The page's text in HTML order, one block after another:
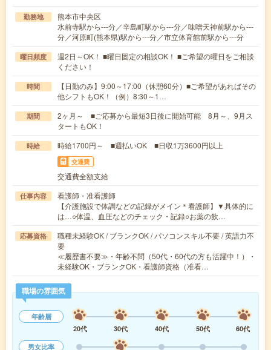
勤務地
熊本市中央区
水前寺駅から---分／辛島町駅から---分／味噌天神前駅から---
分／河原町(熊本県)駅から---分／市立体育館前駅から---分
曜日頻度
週2日～OK！ ■曜日固定の相談OK！ ■ご希望の曜日をご相談
ください！
時間
【日勤のみ】9:00～17:00（休憩60分）■ご希望があればその
他シフトもOK！（例）8:30～1…
期間
2ヶ月～ ■ご応募から最短3日後に開始可能 8月～、9月ス
タートもOK！
時給 時給1700円～ ■週払いOK ■日収1万3600円以上
交通費
交通費全額支給
仕事内容
看護師・准看護師
【介護施設で体調などの記録がメイン＊看護師】▼具体的に
は…○体温、血圧などのチェック・記録○お薬の飲…
応募資格
職種未経験OK / ブランクOK / パソコンスキル不要 / 英語力不
要
≪履歴書不要≫・年齢不問（50代・60代の方も活躍中！）・
未経験OK・ブランクOK・看護師資格（准看…
職場の雰囲気
年齢層
20代
30代 40代 50代
60代
男女比率